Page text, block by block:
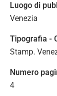
Luogo di
Venezia
Tipografia -
Stamp.
Numero
4